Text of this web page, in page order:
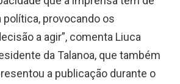
política, provocando os
a agir”, comenta Liuca
da Talanoa, que também
a publicação durante o